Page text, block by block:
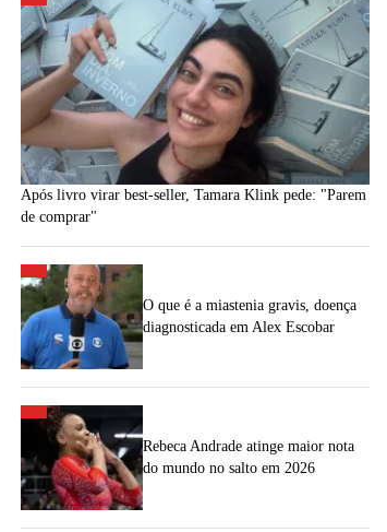
Após livro virar best-seller, Tamara Klink pede: "Parem
de comprar"
O que é a miastenia gravis, doença
diagnosticada em Alex Escobar
Rebeca Andrade atinge maior nota
do mundo no salto em 2026